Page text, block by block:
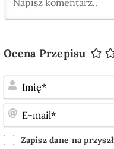
Ocena Przepisu
Zapisz dane na